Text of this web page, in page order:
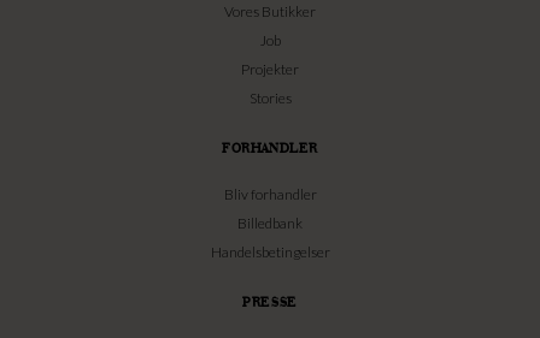
Vores Butikker
Job
Projekter
Stories
FORHANDLER
Bliv forhandler
Billedbank
Handelsbetingelser
PRESSE